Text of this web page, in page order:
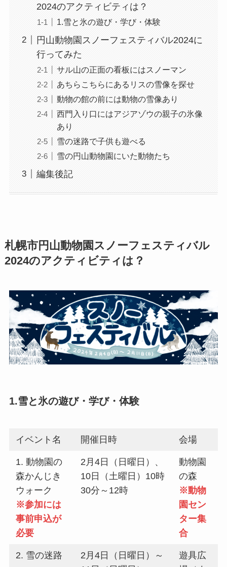
2024のアクティビティは？
1.雪と氷の遊び・学び・体験
円山動物園スノーフェスティバル2024に
行ってみた
サル山の正面の看板にはスノーマン
あちらこちらにあるリスの雪像を探せ
動物の館の前には動物の雪像あり
西門入り口にはアジアゾウの親子の氷像
あり
雪の迷路で子供も遊べる
雪の円山動物園にいた動物たち
編集後記
札幌市円山動物園スノーフェスティバル
2024のアクティビティは？
1.雪と氷の遊び・学び・体験
イベント名 開催日時 会場
1. 動物園の
森かんじき
ウォーク
※参加には
事前申込が
必要
2月4日（日曜日）、
10日（土曜日）10時
30分～12時
動物園
の森
※動物
園セン
ター集
合
2. 雪の迷路
2月4日（日曜日）～
遊具広